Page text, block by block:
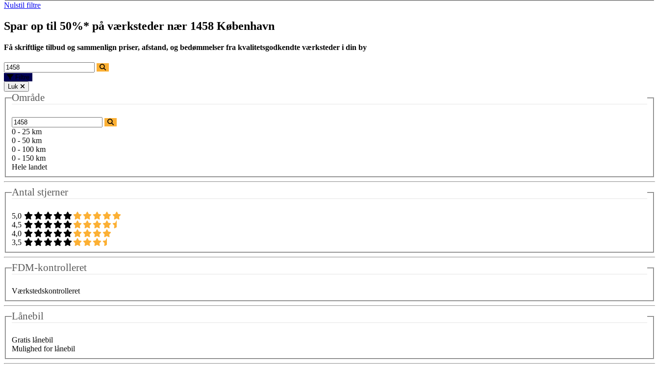
Nulstil filtre
Spar op til 50%* på værksteder nær 1458 København
Få skriftlige tilbud og sammenlign priser, afstand, og bedømmelser fra kvalitetsgodkendte værksteder i din by
Filtre
Luk
Område
0 - 25 km
0 - 50 km
0 - 100 km
0 - 150 km
Hele landet
Antal stjerner
5,0
4,5
4,0
3,5
FDM-kontrolleret
Værkstedskontrolleret
Lånebil
Gratis lånebil
Mulighed for lånebil